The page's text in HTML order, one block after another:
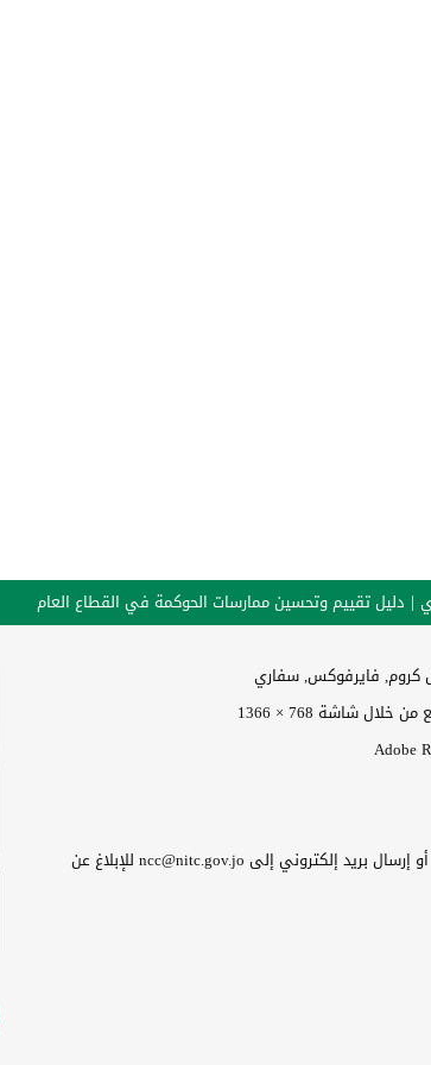
دليل تقييم وتحسين ممارسات الحوكمة في القطاع العام
شاشة 768 × 1366
يرجى الاتصال على 065008080 أو إرسال بريد إلكتروني إلى ncc@nitc.gov.jo للإبلاغ عن